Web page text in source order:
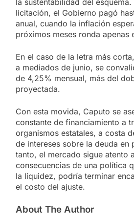
licitación, el Gobierno pagó
anual, cuando la inflación
próximos meses ronda apenas
En el caso de la letra más
a mediados de junio, se
de 4,25% mensual, más del
proyectada.
Con esta movida, Caputo se
constante de financiamiento a
organismos estatales, a costa
de intereses sobre la deuda en
tanto, el mercado sigue atento
consecuencias de una política
la liquidez, podría terminar
el costo del ajuste.
About The Author